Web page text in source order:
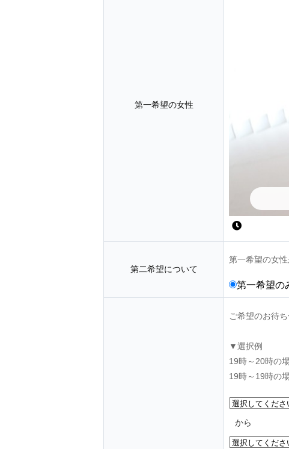
第一希望の女性
第二希望について
第一希望の女
第一希望の
ご希望のお待
▼選択例
19時～20時の
19時～19時の
から